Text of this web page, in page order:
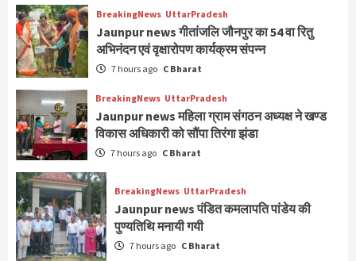
BreakingNews UttarPradesh
Jaunpur news गीतांजलि जौनपुर का 54 वा रितु
अभिनंदन एवं वृक्षारोपण कार्यक्रम संपन्न
7 hours ago C Bharat
BreakingNews UttarPradesh
Jaunpur news महिला ग्राम संगठन अध्यक्ष ने खण्ड
विकास अधिकारी को सौंपा तिरंगा झंडा
7 hours ago C Bharat
BreakingNews UttarPradesh
Jaunpur news पंडित कमलापति पांडेय की
पुण्यतिथि मनायी गयी
7 hours ago C Bharat